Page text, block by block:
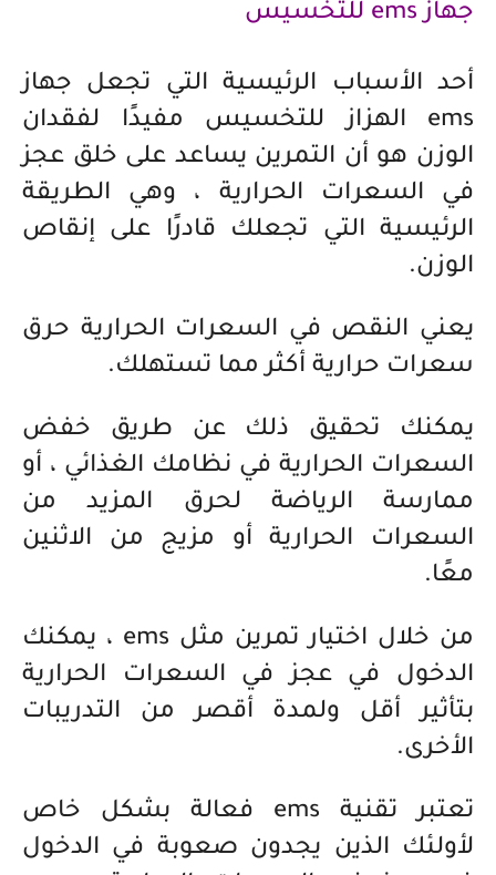
جهاز ems للتخسيس
أحد الأسباب الرئيسية التي تجعل جهاز
ems الهزاز للتخسيس مفيدًا لفقدان
الوزن هو أن التمرين يساعد على خلق عجز
في السعرات الحرارية ، وهي الطريقة
الرئيسية التي تجعلك قادرًا على إنقاص
الوزن.
يعني النقص في السعرات الحرارية حرق
سعرات حرارية أكثر مما تستهلك.
يمكنك تحقيق ذلك عن طريق خفض
السعرات الحرارية في نظامك الغذائي ، أو
ممارسة الرياضة لحرق المزيد من
السعرات الحرارية أو مزيج من الاثنين
معًا.
من خلال اختيار تمرين مثل ems ، يمكنك
الدخول في عجز في السعرات الحرارية
بتأثير أقل ولمدة أقصر من التدريبات
الأخرى.
تعتبر تقنية ems فعالة بشكل خاص
لأولئك الذين يجدون صعوبة في الدخول